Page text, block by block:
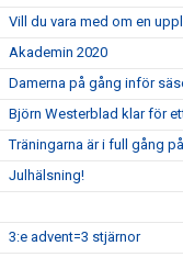
Vill du vara med om en
Akademin 2020
Damerna på gång inför
Björn Westerblad klar för ett
Träningarna är i full gång
Julhälsning!
3:e advent=3 stjärnor